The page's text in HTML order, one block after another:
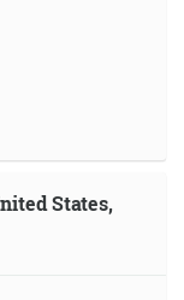
States,